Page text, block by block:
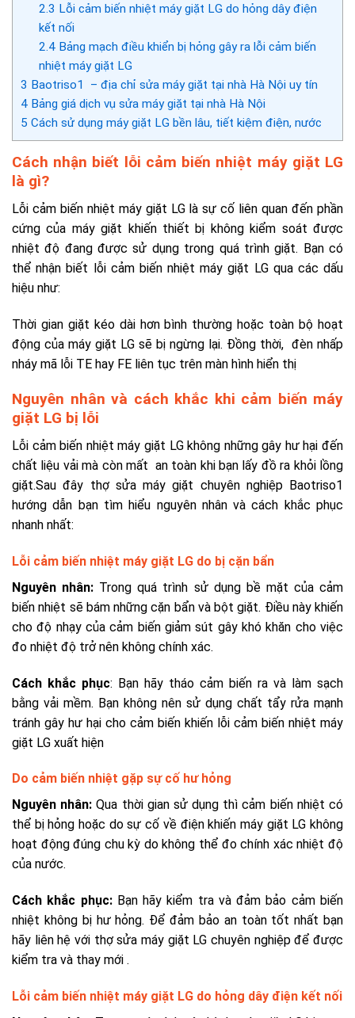
2.3 Lỗi cảm biến nhiệt máy giặt LG do hỏng dây điện
kết nối
2.4Bảng mạch điều khiển bị hỏng gây ra lỗi cảm biến
nhiệt máy giặt LG
3 Baotriso1 – địa chỉ sửa máy giặt tại nhà Hà Nội uy tín
4 Bảng giá dịch vụ sửa máy giặt tại nhà Hà Nội
5 Cách sử dụng máy giặt LG bền lâu, tiết kiệm điện, nước
Cách nhận biết lỗi cảm biến nhiệt máy giặt LG
là gì?
Lỗi cảm biến nhiệt máy giặt LGlà sự cố liên quan đến phần
cứng của máy giặt khiến thiết bị không kiểm soát được
nhiệt độ đang được sử dụng trong quá trình giặt. Bạn có
thể nhận biết lỗi cảm biến nhiệt máy giặt LG qua các dấu
hiệu như:
Thời gian giặt kéo dài hơn bình thường hoặc toàn bộ hoạt
động của máy giặt LG sẽ bị ngừng lại. Đồng thời, đèn nhấp
nháy mã lỗi TE hay FE liên tục trên màn hình hiển thị
Nguyên nhân và cách khắc khi cảm biến máy
giặt LG bị lỗi
Lỗi cảm biến nhiệt máy giặt LG không nhữnggây hư hại đến
chất liệu vải mà còn mất an toàn khi bạn lấy đồ ra khỏi lồng
giặt.Sau đây thợ sửa máy giặt chuyên nghiệp Baotriso1
hướng dẫn bạn tìm hiểu nguyên nhân và cách khắc phục
nhanh nhất:
Lỗi cảm biến nhiệt máy giặt LG do bị cặn bẩn
Nguyên nhân: Trong quá trình sử dụng bề mặt của cảm
biến nhiệt sẽ bám những cặn bẩn và bột giặt. Điều này khiến
cho độ nhạy của cảm biến giảm sút gây khó khăn cho việc
đo nhiệt độ trở nên không chính xác.
Cách khắc phục: Bạn hãy tháo cảm biến ra và làm sạch
bằng vải mềm. Bạn không nên sử dụng chất tẩy rửa mạnh
tránh gây hư hại cho cảm biến khiến lỗi cảm biến nhiệt máy
giặt LG xuất hiện
Do cảm biến nhiệt gặp sự cố hư hỏng
Nguyên nhân:Qua thời gian sử dụng thì cảm biến nhiệt có
thể bị hỏng hoặc do sự cố về điện khiến máy giặt LG không
hoạt động đúng chu kỳ do không thể đo chính xác nhiệt độ
của nước.
Cách khắc phục: Bạn hãy kiểm tra và đảm bảo cảm biến
nhiệt không bị hư hỏng. Để đảm bảo an toàn tốt nhất bạn
hãy liên hệ với thợ sửa máy giặt LG chuyên nghiệp để được
kiểm tra và thay mới .
Lỗi cảm biến nhiệt máy giặt LG do hỏng dây điện kết nối